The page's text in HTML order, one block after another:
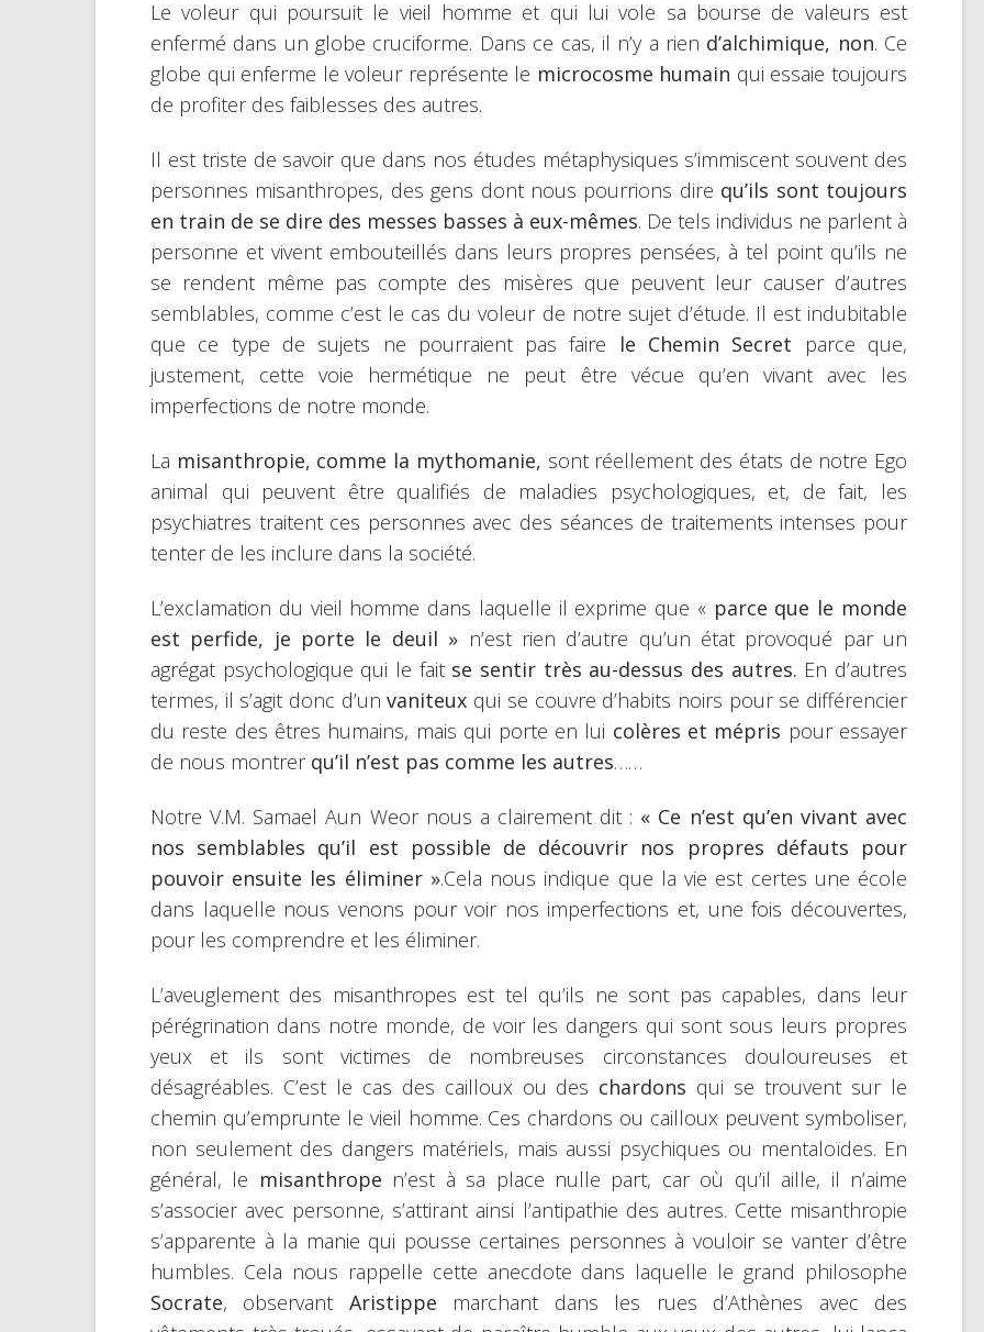
Le voleur qui poursuit le vieil homme et qui lui vole sa bourse de valeurs est
enfermé dans un globe cruciforme. Dans ce cas, il n’y a rien d’alchimique, non. Ce
globe qui enferme le voleur représente le microcosme humain qui essaie toujours
de profiter des faiblesses des autres.
Il est triste de savoir que dans nos études métaphysiques s’immiscent souvent des
personnes misanthropes, des gens dont nous pourrions dire qu’ils sont toujours
en train de se dire des messes basses à eux-mêmes. De tels individus ne parlent à
personne et vivent embouteillés dans leurs propres pensées, à tel point qu’ils ne
se rendent même pas compte des misères que peuvent leur causer d’autres
semblables, comme c’est le cas du voleur de notre sujet d’étude. Il est indubitable
que ce type de sujets ne pourraient pas faire le Chemin Secret parce que,
justement, cette voie hermétique ne peut être vécue qu’en vivant avec les
imperfections de notre monde.
La misanthropie, comme la mythomanie, sont réellement des états de notre Ego
animal qui peuvent être qualifiés de maladies psychologiques, et, de fait, les
psychiatres traitent ces personnes avec des séances de traitements intenses pour
tenter de les inclure dans la société.
L’exclamation du vieil homme dans laquelle il exprime que « parce que le monde
est perfide, je porte le deuil » n’est rien d’autre qu’un état provoqué par un
agrégat psychologique qui le fait se sentir très au-dessus des autres. En d’autres
termes, il s’agit donc d’unvaniteux qui se couvre d’habits noirs pour se différencier
du reste des êtres humains, mais qui porte en lui colères et mépris pour essayer
de nous montrer qu’il n’est pas comme les autres……
Notre V.M. Samael Aun Weor nous a clairement dit : « Ce n’est qu’en vivant avec
nos semblables qu’il est possible de découvrir nos propres défauts pour
pouvoir ensuite les éliminer ».Cela nous indique que la vie est certes une école
dans laquelle nous venons pour voir nos imperfections et, une fois découvertes,
pour les comprendre et les éliminer.
L’aveuglement des misanthropes est tel qu’ils ne sont pas capables, dans leur
pérégrination dans notre monde, de voir les dangers qui sont sous leurs propres
yeux et ils sont victimes de nombreuses circonstances douloureuses et
désagréables. C’est le cas des cailloux ou des chardons qui se trouvent sur le
chemin qu’emprunte le vieil homme. Ces chardons ou cailloux peuvent symboliser,
non seulement des dangers matériels, mais aussi psychiques ou mentaloïdes. En
général, le misanthrope n’est à sa place nulle part, car où qu’il aille, il n’aime
s’associer avec personne, s’attirant ainsi l’antipathie des autres. Cette misanthropie
s’apparente à la manie qui pousse certaines personnes à vouloir se vanter d’être
humbles. Cela nous rappelle cette anecdote dans laquelle le grand philosophe
Socrate, observant Aristippe marchant dans les rues d’Athènes avec des